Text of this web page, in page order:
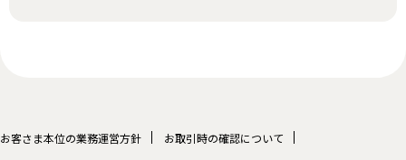
お客さま本位の業務運営方針
お取引時の確認について